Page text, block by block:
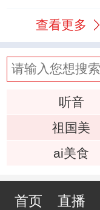
查看更多
听音
祖国美
ai美食
首页 直播